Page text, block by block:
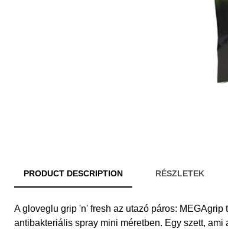
PRODUCT DESCRIPTION RÉSZLETEK
A gloveglu grip 'n' fresh az utazó páros: MEGAgrip
antibakteriális spray mini méretben. Egy szett,